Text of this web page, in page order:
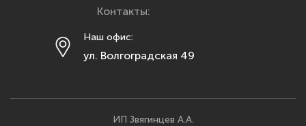
Новосибирск
Омск
Пенза
Контакты:
Наш офис:
ул. Волгоградская 49
ИП Звягинцев А.А.